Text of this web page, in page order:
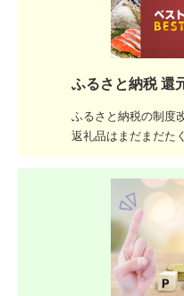
ふるさと納税 還
ふるさと納税の制度
返礼品はまだまだた